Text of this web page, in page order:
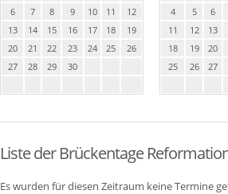
6
7 8 9 10 11
12
13
14 15 16 17 18
19
20
21 22 23 24 25
26
27
28 29 30
4
5 6
11
12 13
18
19 20
25
26 27
Liste der Brückentage
Es wurden für diesen Zeitraum keine Termine